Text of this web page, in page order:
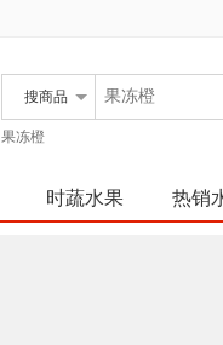
搜商品
果冻橙
时蔬水果 热销